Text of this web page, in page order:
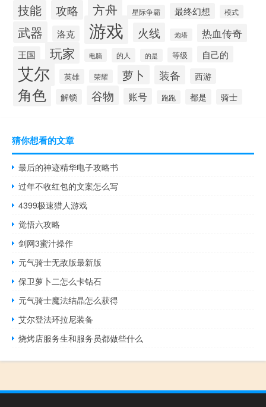
技能 攻略 方舟 星际争霸 最终幻想 模式
武器 洛克 游戏 火线 炮塔 热血传奇
王国 玩家 电脑 的人 的是 等级 自己的
艾尔 英雄 荣耀 萝卜 装备 西游
角色 解锁 谷物 账号 跑跑 都是 骑士
猜你想看的文章
最后的神迹精华电子攻略书
过年不收红包的文案怎么写
4399极速猎人游戏
觉悟六攻略
剑网3蜜汁操作
元气骑士无敌版最新版
保卫萝卜二怎么卡钻石
元气骑士魔法结晶怎么获得
艾尔登法环拉尼装备
烧烤店服务生和服务员都做些什么